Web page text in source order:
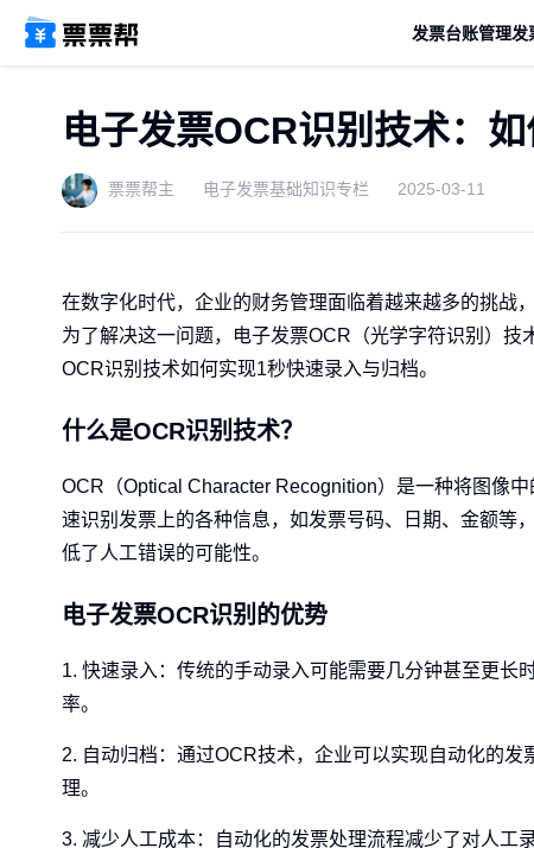
发票台账管理发
电子发票OCR识别技术：
票票帮主 电子发票基础知识专栏 2025-03-11
在数字化时代，企业的财务管理面临着越来越多的挑战
为了解决这一问题，电子发票OCR（光学字符识别）
OCR识别技术如何实现1秒快速录入与归档。
什么是OCR识别技术？
OCR（Optical Character Recognition）是一种将图像
速识别发票上的各种信息，如发票号码、日期、金额等
低了人工错误的可能性。
电子发票OCR识别的优势
1. 快速录入：传统的手动录入可能需要几分钟甚至更
率。
2. 自动归档：通过OCR技术，企业可以实现自动化的
理。
3. 减少人工成本：自动化的发票处理流程减少了对人工